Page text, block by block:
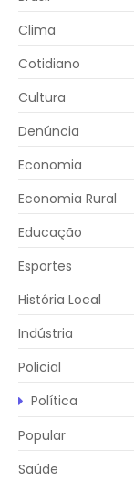
Clima
Cotidiano
Cultura
Denúncia
Economia
Economia Rural
Educação
Esportes
História Local
Indústria
Policial
Política
Popular
Saúde